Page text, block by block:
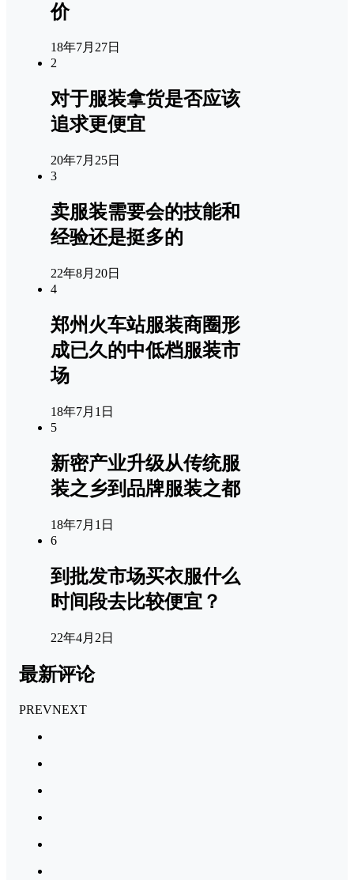
价
18年7月27日
2
对于服装拿货是否应该
追求更便宜
20年7月25日
3
卖服装需要会的技能和
经验还是挺多的
22年8月20日
4
郑州火车站服装商圈形
成已久的中低档服装市
场
18年7月1日
5
新密产业升级从传统服
装之乡到品牌服装之都
18年7月1日
6
到批发市场买衣服什么
时间段去比较便宜？
22年4月2日
最新评论
PREVNEXT